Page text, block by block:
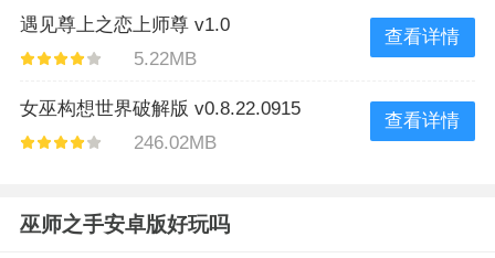
遇见尊上之恋上师尊 v1.0
5.22MB
查看详情
女巫构想世界破解版 v0.8.22.0915
246.02MB
查看详情
巫师之手安卓版好玩吗